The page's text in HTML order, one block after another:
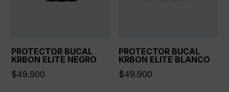
PROTECTOR BUCAL
KRBON ELITE NEGRO
$49.900
PROTECTOR BUCAL
KRBON ELITE BLANCO
$49.900